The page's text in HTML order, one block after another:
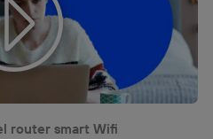
router smart Wifi